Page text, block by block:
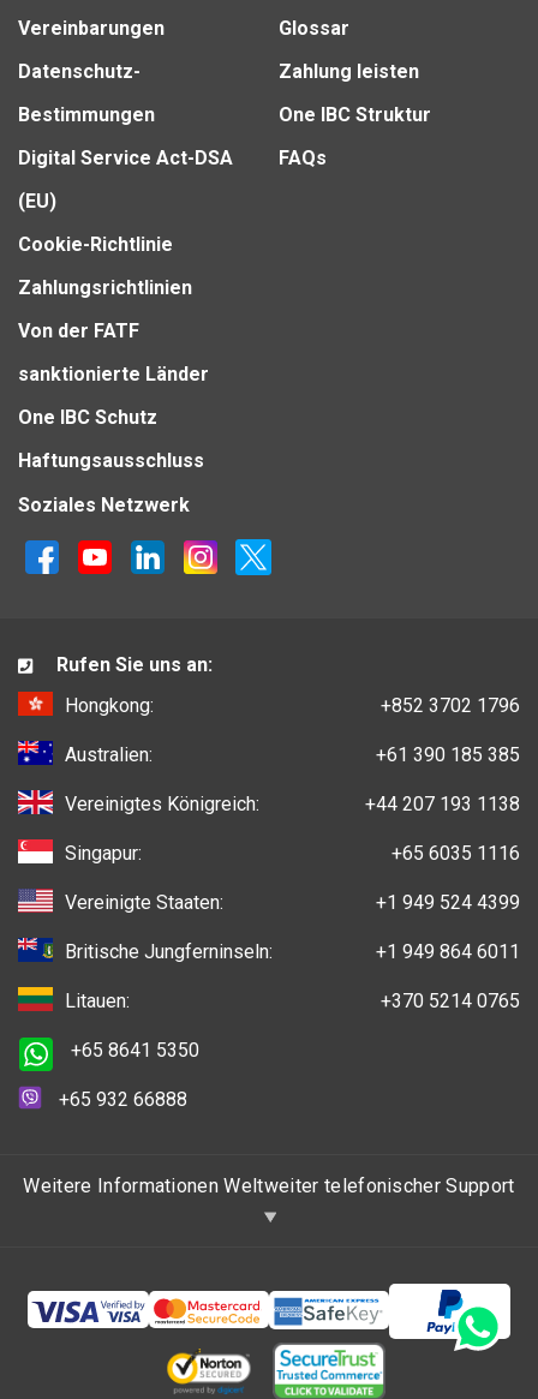
Vereinbarungen
Datenschutz-
Bestimmungen
Digital Service Act-DSA
(EU)
Cookie-Richtlinie
Zahlungsrichtlinien
Von der FATF
sanktionierte Länder
One IBC Schutz
Haftungsausschluss
Glossar
Zahlung leisten
One IBC Struktur
FAQs
Soziales Netzwerk
Rufen Sie uns an:
Hongkong:
+852 3702 1796
Australien: +61 390 185 385
Vereinigtes Königreich: +44 207 193 1138
Singapur: +65 6035 1116
Vereinigte Staaten: +1 949 524 4399
Britische Jungferninseln: +1 949 864 6011
Litauen: +370 5214 0765
+65 8641 5350
+65 932 66888
Weitere Informationen Weltweiter telefonischer Support